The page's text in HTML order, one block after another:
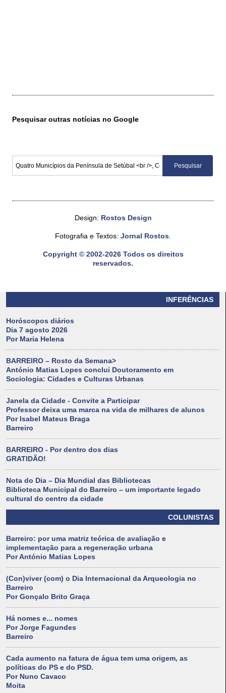
INFERÊNCIAS
Horóscopos diários
Dia 7 agosto 2026
Por Maria Helena
BARREIRO – Rosto da Semana>
António Matias Lopes conclui Doutoramento em
Sociologia: Cidades e Culturas Urbanas
Janela da Cidade - Convite a Participar
Professor deixa uma marca na vida de milhares de alunos
Por Isabel Mateus Braga
Barreiro
BARREIRO - Por dentro dos dias
GRATIDÃO!
Nota do Dia – Dia Mundial das Bibliotecas
Biblioteca Municipal do Barreiro – um importante legado
cultural do centro da cidade
COLUNISTAS
Barreiro: por uma matriz teórica de avaliação e
implementação para a regeneração urbana
Por António Matias Lopes
(Con)viver (com) o Dia Internacional da Arqueologia no
Barreiro
Por Gonçalo Brito Graça
Há nomes e... nomes
Por Jorge Fagundes
Barreiro
Cada aumento na fatura de água tem uma origem, as
políticas do PS e do PSD.
Por Nuno Cavaco
Moita
Pesquisar outras notícias no Google
Design: Rostos Design
Fotografia e Textos: Jornal Rostos.
Copyright © 2002-2026 Todos os direitos
reservados.